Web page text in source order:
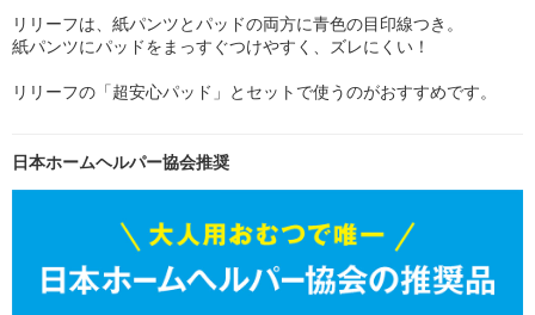
リリーフは、紙パンツとパッドの両方に青色の目印線つき。
紙パンツにパッドをまっすぐつけやすく、ズレにくい！
リリーフの「超安心パッド」とセットで使うのがおすすめです。
日本ホームヘルパー協会推奨